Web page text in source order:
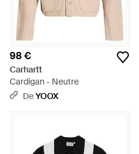
98 €
Carhartt
Cardigan - Neutre
DeYOOX